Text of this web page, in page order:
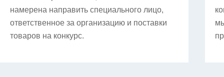
намерена направить специального лицо,
ответственное за организацию и поставки
товаров на конкурс.